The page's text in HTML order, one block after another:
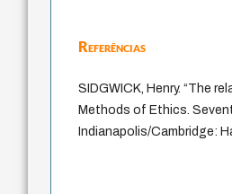
Referências
SIDGWICK, Henry. “The
Methods of Ethics.
Indianapolis/Cambridge: